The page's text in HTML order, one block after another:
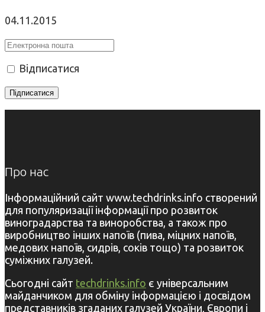
04.11.2015
Відписатися
Про нас
Інформаційний сайт www.techdrinks.info створений
для популяризації інформації про розвиток
виноградарства та виноробства, а також про
виробництво інших напоїв (пива, міцних напоїв,
медових напоїв, сидрів, соків тощо) та розвиток
суміжних галузей.
Сьогодні сайт techdrinks.info є універсальним
майданчиком для обміну інформацією і досвідом
представників згаданих галузей України, Європи і